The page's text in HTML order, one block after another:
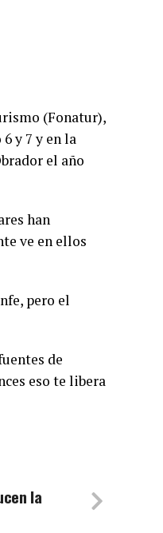
(Fonatur),
y 7 y en la
el año
han
ve en ellos
pero el
de
eso te libera
la